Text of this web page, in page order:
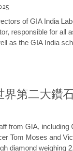
of GIA India
responsible for all
as the GIA India
界第二大鑽
from GIA,
Tom Moses and
diamond weighing